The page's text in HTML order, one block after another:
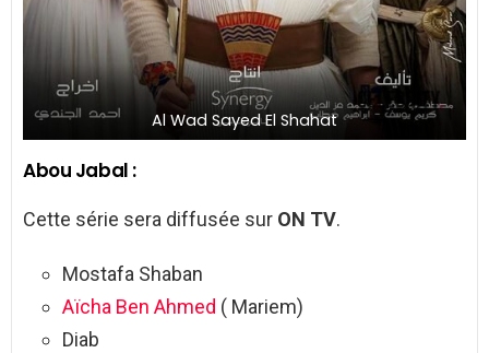
Al Wad Sayed El Shahat
Abou Jabal :
Cette série sera diffusée sur ON TV.
Mostafa Shaban
Aïcha Ben Ahmed ( Mariem)
Diab